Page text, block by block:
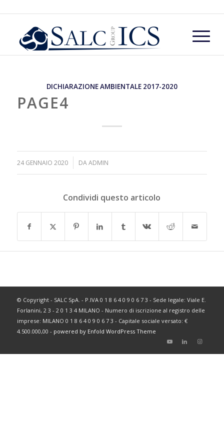
DICHIARAZIONE AMBIENTALE 2017-2020
PAGE4
24 GENNAIO 2020 DAADMIN
Condividi questo articolo
© Copyright - SALC SpA. - P.IVA 0 1 8 6 4 0 9 0 6 7 3 - Sede legale: Viale E.
Forlanini, 2 3 - 2 0 1 3 4 MILANO - Numero di iscrizione al registro delle
imprese: MILANO 0 1 8 6 4 0 9 0 6 7 3 - Capitale sociale versato: €
4.500.000,00 - powered by Enfold WordPress Theme